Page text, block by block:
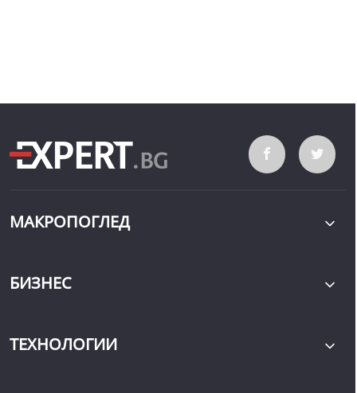
МАКРОПОГЛЕД
БИЗНЕС
ТЕХНОЛОГИИ